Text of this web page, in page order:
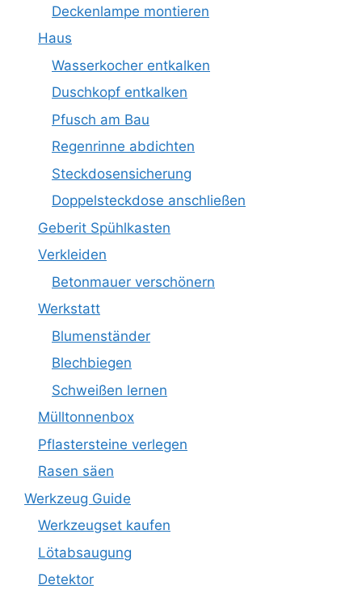
Deckenlampe montieren
Haus
Wasserkocher entkalken
Duschkopf entkalken
Pfusch am Bau
Regenrinne abdichten
Steckdosensicherung
Doppelsteckdose anschließen
Geberit Spühlkasten
Verkleiden
Betonmauer verschönern
Werkstatt
Blumenständer
Blechbiegen
Schweißen lernen
Mülltonnenbox
Pflastersteine verlegen
Rasen säen
Werkzeug Guide
Werkzeugset kaufen
Lötabsaugung
Detektor